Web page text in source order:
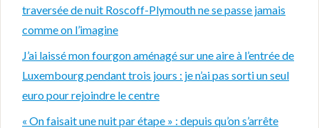
traversée de nuit Roscoff-Plymouth ne se passe jamais
comme on l’imagine
J’ai laissé mon fourgon aménagé sur une aire à l’entrée de
Luxembourg pendant trois jours : je n’ai pas sorti un seul
euro pour rejoindre le centre
« On faisait une nuit par étape » : depuis qu’on s’arrête